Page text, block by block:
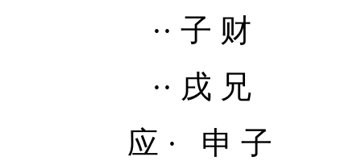
·· 子 财
·· 戌 兄
应 · 申 子